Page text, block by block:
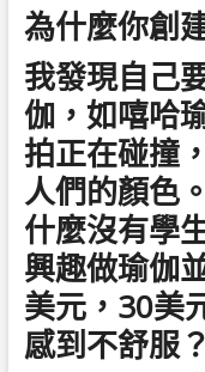
為什麼你創
我發現自己
伽，如嘻哈
拍正在碰撞
人們的顏色
什麼沒有學
興趣做瑜伽
美元，30美
感到不舒服？